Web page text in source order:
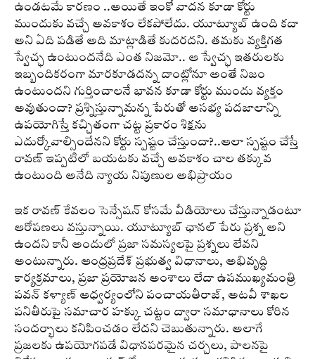
ఉండటమే కారణం ..అయితే ఇంకో వాదన కూడా కోర్టు
ముందుకు వచ్చే అవకాశం లేకపోలేదు. యూట్యూబ్ ఉంది క‌దా
అని ఏది ప‌డితే అది మాట్లాడితే కుద‌ర‌ద‌ని. త‌మ‌కు వ్యక్తిగత
స్వేచ్ఛ ఉంటుంద‌నేది ఎంత నిజ‌మో.. ఆ స్వేచ్ఛ ఇత‌రుల‌కు
ఇబ్బందిక‌రంగా మార‌కూడ‌దన్న దాంట్లోనూ అంతే నిజం
ఉంటుంద‌ని గుర్తించాల‌నే భావన కూడా కోర్టు ముందు వ్యక్తం
అవుతుందా? ప్రశ్నిస్తున్నామన్న పేరుతో అస‌భ్య ప‌ద‌జాలాన్ని
ఉప‌యోగిస్తే క‌చ్చితంగా చ‌ట్ట ప్రకారం శిక్షను
ఎదుర్కోవాల్సిందేన‌ని కోర్టు స్పష్టం చేస్తుందా?..ఆలా స్పష్టం చేస్తే
రావణ్ ఇప్పటిలో బయటకు వచ్చే అవకాశం చాల తక్కువ
ఉంటుంది అనేది న్యాయ నిపుణుల అభిప్రాయం
ఇక రావణ్ కేవలం సెన్సేషన్ కోసమే వీడియోలు చేస్తున్నాడంటూ
ఆరోపణలు వస్తున్నాయి. యూట్యూబ్ ఛానల్ పేరు ప్రశ్న అని
ఉందని కానీ అందులో ప్రజా సమస్యలపై ప్రశ్నలు లేవని
అంటున్నారు. ఆంధ్రప్రదేశ్ ప్రభుత్వ విధానాలు, అభివృద్ధి
కార్యక్రమాలు, ప్రజా ప్రయోజన అంశాలు లేదా ఉపముఖ్యమంత్రి
పవన్ కళ్యాణ్ ఆధ్వర్యంలోని పంచాయతీరాజ్, అటవీ శాఖల
పనితీరుపై సమాచార హక్కు చట్టం ద్వారా సమాధానాలు కోరిన
సందర్భాలు కనిపించడం లేదని చెబుతున్నారు. అలాగే
ప్రజలకు ఉపయోగపడే విధానపరమైన చర్చలు, పాలనపై